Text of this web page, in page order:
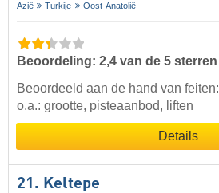
Azië Turkije Oost-Anatolië
Beoordeling: 2,4 van de 5 sterren
Beoordeeld aan de hand van feiten:
o.a.: grootte, pisteaanbod, liften
Details
21. Keltepe